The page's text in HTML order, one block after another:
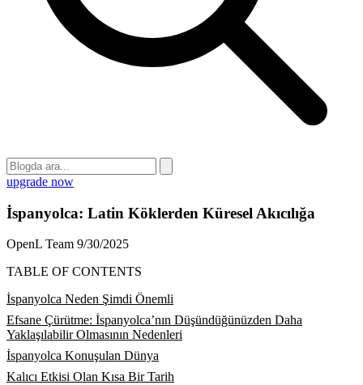
upgrade now
İspanyolca: Latin Köklerden Küresel Akıcılığa
OpenL Team 9/30/2025
TABLE OF CONTENTS
İspanyolca Neden Şimdi Önemli
Efsane Çürütme: İspanyolca’nın Düşündüğünüzden Daha
Yaklaşılabilir Olmasının Nedenleri
İspanyolca Konuşulan Dünya
Kalıcı Etkisi Olan Kısa Bir Tarih